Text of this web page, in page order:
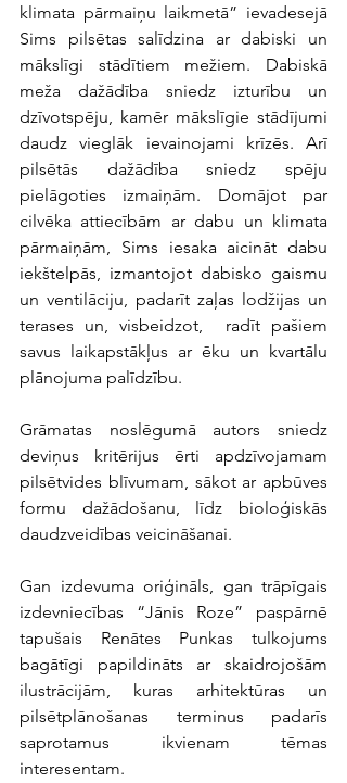
klimata pārmaiņu laikmetā” ievadesejā
Sims pilsētas salīdzina ar dabiski un
mākslīgi stādītiem mežiem. Dabiskā
meža dažādība sniedz izturību un
dzīvotspēju, kamēr mākslīgie stādījumi
daudz vieglāk ievainojami krīzēs. Arī
pilsētās dažādība sniedz spēju
pielāgoties izmaiņām. Domājot par
cilvēka attiecībām ar dabu un klimata
pārmaiņām, Sims iesaka aicināt dabu
iekštelpās, izmantojot dabisko gaismu
un ventilāciju, padarīt zaļas lodžijas un
terases un, visbeidzot,  radīt pašiem
savus laikapstākļus ar ēku un kvartālu
plānojuma palīdzību.
Grāmatas noslēgumā autors sniedz
deviņus kritērijus ērti apdzīvojamam
pilsētvides blīvumam, sākot ar apbūves
formu dažādošanu, līdz bioloģiskās
daudzveidības veicināšanai.
Gan izdevuma oriģināls, gan trāpīgais
izdevniecības “Jānis Roze” paspārnē
tapušais Renātes Punkas tulkojums
bagātīgi papildināts ar skaidrojošām
ilustrācijām, kuras arhitektūras un
pilsētplānošanas terminus padarīs
saprotamus ikvienam tēmas
interesentam.